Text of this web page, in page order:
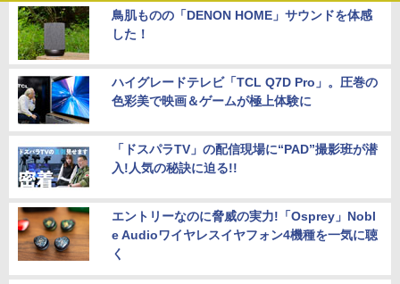
鳥肌ものの「DENON HOME」サウンドを体感
した！
ハイグレードテレビ「TCL Q7D Pro」。圧巻の
色彩美で映画＆ゲームが極上体験に
「ドスパラTV」の配信現場に“PAD”撮影班が潜
入!人気の秘訣に迫る!!
エントリーなのに脅威の実力!「Osprey」Nobl
e Audioワイヤレスイヤフォン4機種を一気に聴
く